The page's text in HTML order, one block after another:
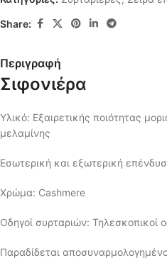
Share:
Περιγραφή
Σιφονιέρα
Υλικό: Εξαιρετικής ποιότητας
μελαμίνης
Εσωτερική και εξωτερική
Χρώμα: Cashmere
Οδηγοί συρταριών: Τηλεσκοπικοί
Παραδίδεται